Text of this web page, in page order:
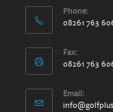
Phone:
08261 763
Fax:
08261 763
Email: